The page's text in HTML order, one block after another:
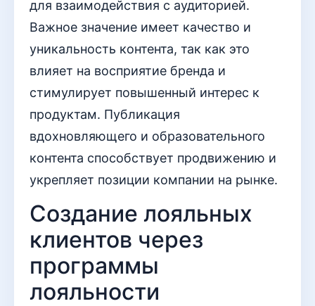
для взаимодействия с аудиторией.
Важное значение имеет качество и
уникальность контента, так как это
влияет на восприятие бренда и
стимулирует повышенный интерес к
продуктам. Публикация
вдохновляющего и образовательного
контента способствует продвижению и
укрепляет позиции компании на рынке.
Создание лояльных
клиентов через
программы
лояльности